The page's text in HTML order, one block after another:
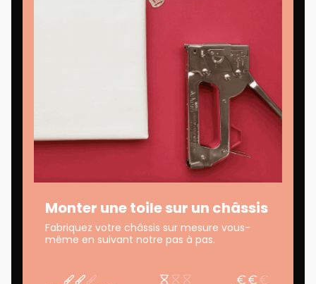
Monter une toile sur un châssis
Fabriquez votre châssis sur mesure vous-
même en suivant notre pas à pas.